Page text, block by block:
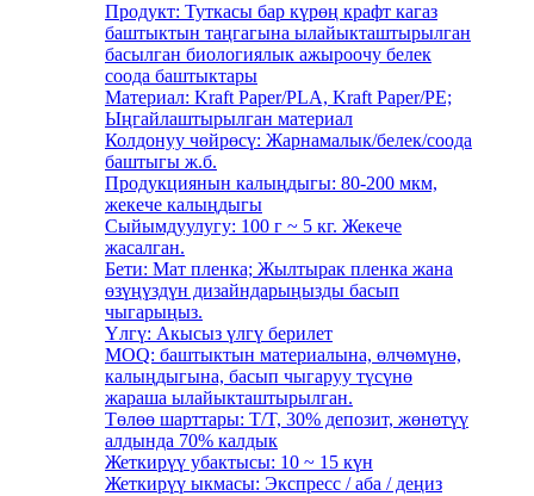
Продукт: Туткасы бар күрөң крафт кагаз
баштыктын таңгагына ылайыкташтырылган
басылган биологиялык ажыроочу белек
соода баштыктары
Материал: Kraft Paper/PLA, Kraft Paper/PE;
Ыңгайлаштырылган материал
Колдонуу чөйрөсү: Жарнамалык/белек/соода
баштыгы ж.б.
Продукциянын калыңдыгы: 80-200 мкм,
жекече калыңдыгы
Сыйымдуулугу: 100 г ~ 5 кг. Жекече
жасалган.
Бети: Мат пленка; Жылтырак пленка жана
өзүңүздүн дизайндарыңызды басып
чыгарыңыз.
Үлгү: Акысыз үлгү берилет
MOQ: баштыктын материалына, өлчөмүнө,
калыңдыгына, басып чыгаруу түсүнө
жараша ылайыкташтырылган.
Төлөө шарттары: T/T, 30% депозит, жөнөтүү
алдында 70% калдык
Жеткирүү убактысы: 10 ~ 15 күн
Жеткирүү ыкмасы: Экспресс / аба / деңиз